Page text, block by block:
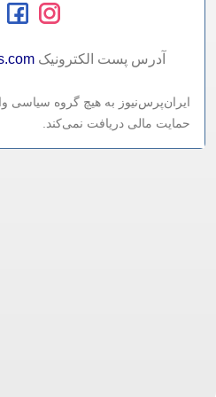
آدرس پست الکترونيک
ایران‌پرس‌نیوز به هیچ گروه سیاسی
حمایت مالی دریافت نمی‌کند.